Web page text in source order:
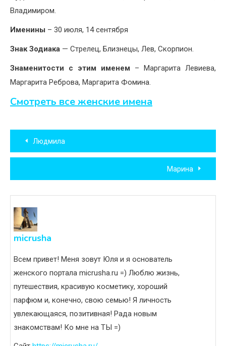
Владимиром.
Именины – 30 июля, 14 сентября
Знак Зодиака — Стрелец, Близнецы, Лев, Скорпион.
Знаменитости с этим именем – Маргарита Левиева,
Маргарита Реброва, Маргарита Фомина.
Смотреть все женские имена
Навигация
по
записям
Людмила
Марина
micrusha
Всем привет! Меня зовут Юля и я основатель
женского портала micrusha.ru =) Люблю жизнь,
путешествия, красивую косметику, хороший
парфюм и, конечно, свою семью! Я личность
увлекающаяся, позитивная! Рада новым
знакомствам! Ко мне на ТЫ =)